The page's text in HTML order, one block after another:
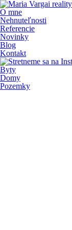
O mne
Nehnuteľnosti
Referencie
Novinky
Blog
Kontakt
Byty
Domy
Pozemky